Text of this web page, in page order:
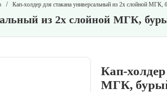
/ Кап-холдер для стакана универсальный из 2х слойной
из 2х слойной МГК,
Кап-
МГК,